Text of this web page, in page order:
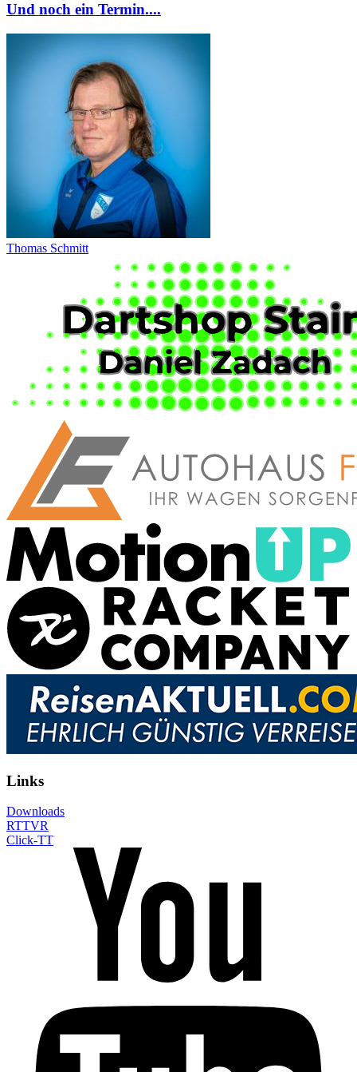
Und noch ein Termin....
Thomas Schmitt
Links
Downloads
RTTVR
Click-TT